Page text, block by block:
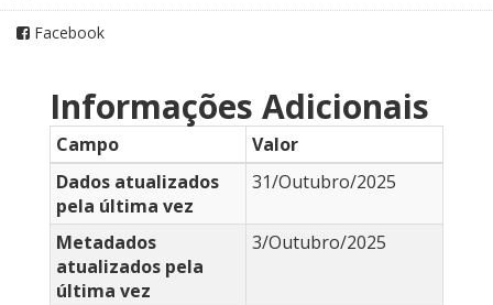
Facebook
Informações Adicionais
Campo
Valor
Dados atualizados
pela última vez
31/Outubro/2025
Metadados
atualizados pela
última vez
3/Outubro/2025